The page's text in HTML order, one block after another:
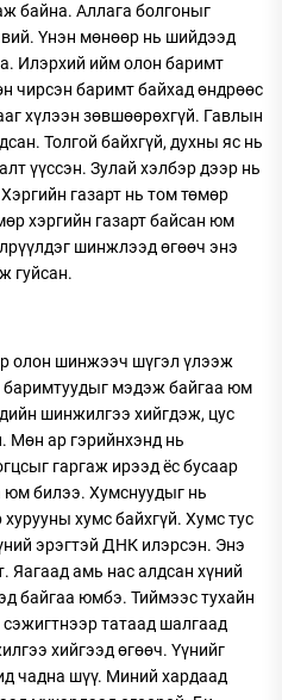
байна. Аллага болгоныг
Үнэн мөнөөр нь шийдээд
Илэрхий ийм олон баримт
чирсэн баримт байхад өндрөөс
хүлээн зөвшөөрөхгүй. Гавлын
Толгой байхгүй, духны яс нь
үүссэн. Зулай хэлбэр дээр нь
газарт нь том төмөр
хэргийн газарт байсан юм
шинжлээд өгөөч энэ
гуйсан.
олон шинжээч шүгэл үлээж
мэдэж байгаа юм
шинжилгээ хийгдэж, цус
Мөн ар гэрийнхэнд нь
гаргаж ирээд ёс бусаар
юм билээ. Хумснуудыг нь
хумс байхгүй. Хумс тус
эрэгтэй ДНК илэрсэн. Энэ
Яагаад амь нас алдсан хүний
байгаа юмбэ. Тиймээс тухайн
татаад шалгаад
хийгээд өгөөч. Үүнийг
чадна шүү. Миний хардаад